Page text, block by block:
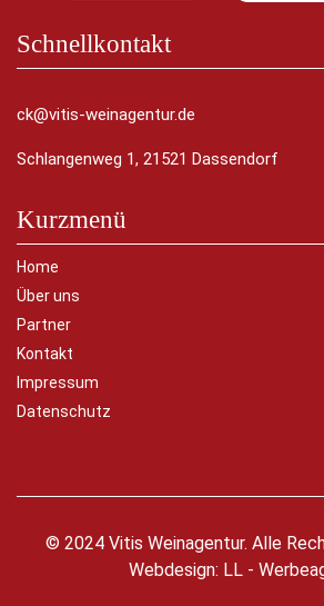
Schnellkontakt
ck@vitis-weinagentur.de
Schlangenweg 1, 21521 Dassendorf
Kurzmenü
Home
Über uns
Partner
Kontakt
Impressum
Datenschutz
© 2024 Vitis Weinagentur. Alle
Webdesign: LL -